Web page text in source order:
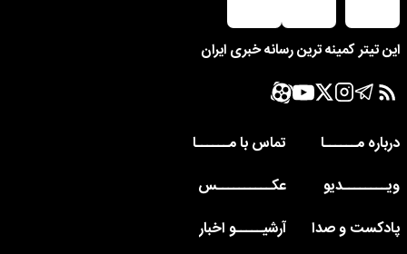
این تیتر کمینه ترین رسانه خبری ایران
درباره مــــــا
تماس با مــــــا
ویــــــــدیو
عکــــــــــس
پادکست و صدا
آرشیـــــو اخبار